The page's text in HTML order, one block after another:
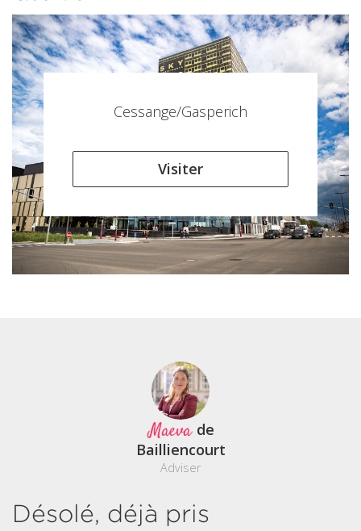
Cessange/Gasperich
Visiter
Maeva de
Bailliencourt
Adviser
Désolé, déjà pris